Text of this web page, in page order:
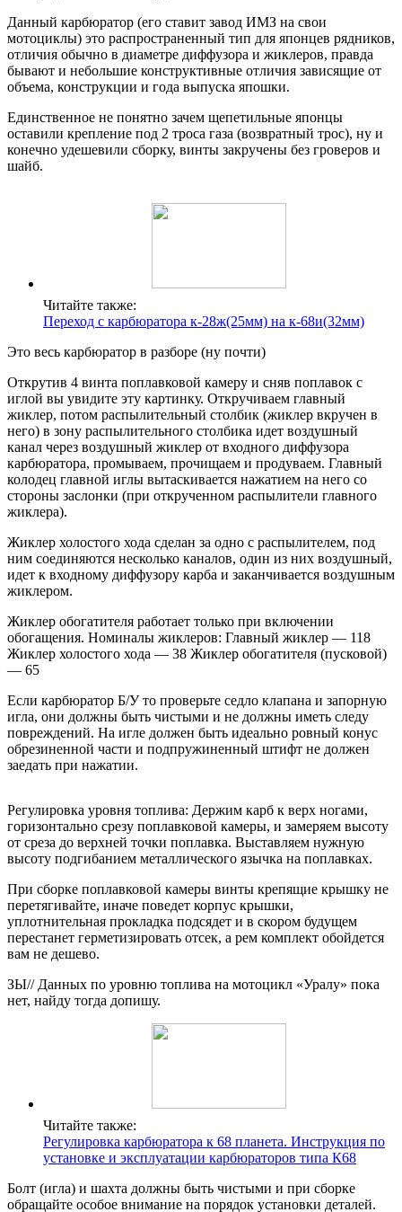
Данный карбюратор (его ставит завод ИМЗ на свои
мотоциклы) это распространенный тип для японцев рядников,
отличия обычно в диаметре диффузора и жиклеров, правда
бывают и небольшие конструктивные отличия зависящие от
объема, конструкции и года выпуска япошки.
Единственное не понятно зачем щепетильные японцы
оставили крепление под 2 троса газа (возвратный трос), ну и
конечно удешевили сборку, винты закручены без гроверов и
шайб.
Читайте также:
Переход с карбюратора к-28ж(25мм) на к-68и(32мм)
Это весь карбюратор в разборе (ну почти)
Открутив 4 винта поплавковой камеру и сняв поплавок с
иглой вы увидите эту картинку. Откручиваем главный
жиклер, потом распылительный столбик (жиклер вкручен в
него) в зону распылительного столбика идет воздушный
канал через воздушный жиклер от входного диффузора
карбюратора, промываем, прочищаем и продуваем. Главный
колодец главной иглы вытаскивается нажатием на него со
стороны заслонки (при открученном распылители главного
жиклера).
Жиклер холостого хода сделан за одно с распылителем, под
ним соединяются несколько каналов, один из них воздушный,
идет к входному диффузору карба и заканчивается воздушным
жиклером.
Жиклер обогатителя работает только при включении
обогащения. Номиналы жиклеров: Главный жиклер — 118
Жиклер холостого хода — 38 Жиклер обогатителя (пусковой)
— 65
Если карбюратор Б/У то проверьте седло клапана и запорную
игла, они должны быть чистыми и не должны иметь следу
повреждений. На игле должен быть идеально ровный конус
обрезиненной части и подпружиненный штифт не должен
заедать при нажатии.
Регулировка уровня топлива: Держим карб к верх ногами,
горизонтально срезу поплавковой камеры, и замеряем высоту
от среза до верхней точки поплавка. Выставляем нужную
высоту подгибанием металлического язычка на поплавках.
При сборке поплавковой камеры винты крепящие крышку не
перетягивайте, иначе поведет корпус крышки,
уплотнительная прокладка подсядет и в скором будущем
перестанет герметизировать отсек, а рем комплект обойдется
вам не дешево.
ЗЫ// Данных по уровню топлива на мотоцикл «Уралу» пока
нет, найду тогда допишу.
Читайте также:
Регулировка карбюратора к 68 планета. Инструкция по
установке и эксплуатации карбюраторов типа К68
Болт (игла) и шахта должны быть чистыми и при сборке
обращайте особое внимание на порядок установки деталей.